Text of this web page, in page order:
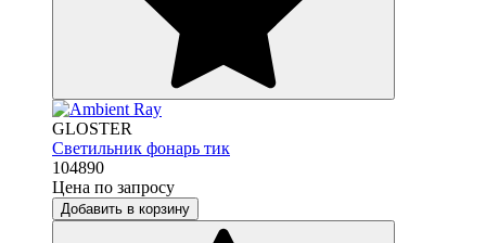
GLOSTER
Светильник фонарь тик
104890
Цена по запросу
Добавить в корзину